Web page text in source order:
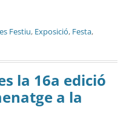
Festiu, Exposició, Festa,
la 16a edició
a la